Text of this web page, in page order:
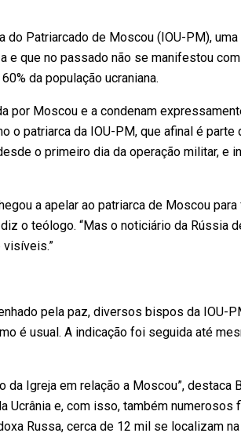
do Patriarcado de Moscou (IOU-PM),
e que no passado não se manifestou
da população ucraniana.
por Moscou e a condenam
o patriarca da IOU-PM, que afinal é parte
o primeiro dia da operação militar, e
a apelar ao patriarca de Moscou
o teólogo. “Mas o noticiário da Rússia
visíveis.”
pela paz, diversos bispos da IOU-
é usual. A indicação foi seguida até
Igreja em relação a Moscou”, destaca
Ucrânia e, com isso, também numerosos
Russa, cerca de 12 mil se localizam